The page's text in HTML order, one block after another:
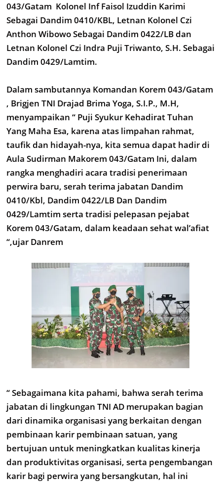
043/Gatam Kolonel Inf Faisol Izuddin Karimi
Sebagai Dandim 0410/KBL, Letnan Kolonel Czi
Anthon Wibowo Sebagai Dandim 0422/LB dan
Letnan Kolonel Czi Indra Puji Triwanto, S.H. Sebagai
Dandim 0429/Lamtim.
Dalam sambutannya Komandan Korem 043/Gatam
, Brigjen TNI Drajad Brima Yoga, S.I.P., M.H,
menyampaikan “ Puji Syukur Kehadirat Tuhan
Yang Maha Esa, karena atas limpahan rahmat,
taufik dan hidayah-nya, kita semua dapat hadir di
Aula Sudirman Makorem 043/Gatam Ini, dalam
rangka menghadiri acara tradisi penerimaan
perwira baru, serah terima jabatan Dandim
0410/Kbl, Dandim 0422/LB Dan Dandim
0429/Lamtim serta tradisi pelepasan pejabat
Korem 043/Gatam, dalam keadaan sehat wal’afiat
“,ujar Danrem
“ Sebagaimana kita pahami, bahwa serah terima
jabatan di lingkungan TNI AD merupakan bagian
dari dinamika organisasi yang berkaitan dengan
pembinaan karir pembinaan satuan, yang
bertujuan untuk meningkatkan kualitas kinerja
dan produktivitas organisasi, serta pengembangan
karir bagi perwira yang bersangkutan, hal ini